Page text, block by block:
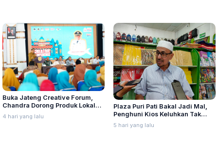
Buka Jateng Creative Forum,
Chandra Dorong Produk Lokal
Pati Naik Kelas
4 hari yang lalu
Plaza Puri Pati Bakal Jadi Mal,
Penghuni Kios Keluhkan Tak
Diajak Dialog
5 hari yang lalu